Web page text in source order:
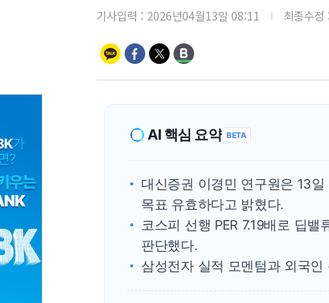
기사입력 : 2026년04월13일 08:11 최종수정 :
AI 핵심 요약 BETA
대신증권 이경민 연구원은 13
목표 유효하다고 밝혔다.
코스피 선행 PER 7.19배로 딥
판단했다.
삼성전자 실적 모멘텀과 외국